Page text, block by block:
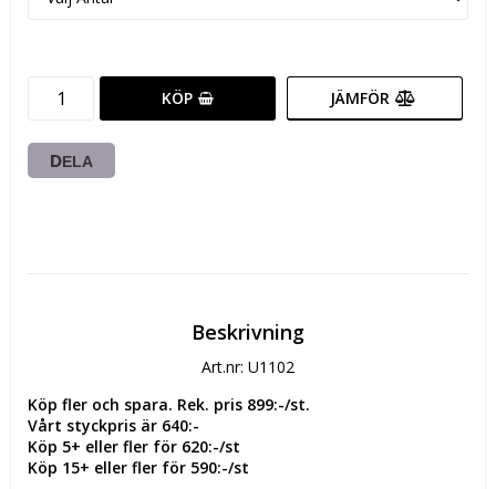
KÖP JÄMFÖR
DELA
Beskrivning
Art.nr: U1102
Köp fler och spara. Rek. pris 899:-/st.
Vårt styckpris är 640:-
Köp 5+ eller fler för 620:-/st
Köp 15+ eller fler för 590:-/st